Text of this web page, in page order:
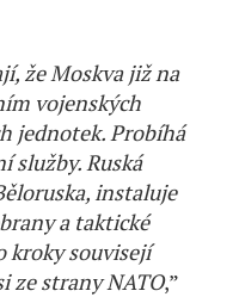
že Moskva již na
vojenských
jednotek. Probíhá
služby. Ruská
instaluje
a taktické
kroky souvisejí
ze strany NATO,”